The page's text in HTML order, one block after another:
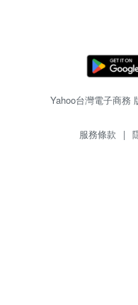
Yahoo台灣電子商務
服務條款 |